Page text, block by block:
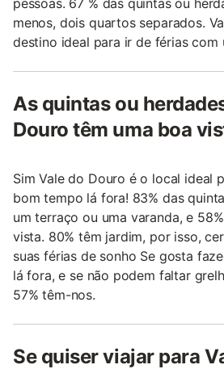
menos, dois quartos separados.
destino ideal para ir de férias com
As quintas ou
Douro têm uma boa
Sim Vale do Douro é o local ideal
bom tempo lá fora! 83% das
um terraço ou uma varanda, e
vista. 80% têm jardim, por isso,
suas férias de sonho Se gosta
lá fora, e se não podem faltar
57% têm-nos.
Se quiser viajar para